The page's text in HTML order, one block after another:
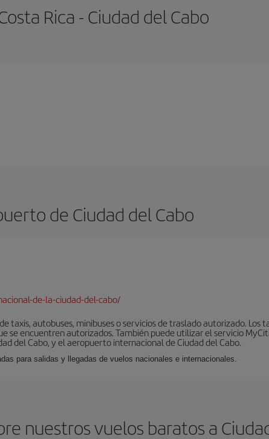
Rica - Ciudad del Cabo
de Ciudad del Cabo
de-la-ciudad-del-cabo/
taxis, autobuses, minibuses o servicios de traslado autorizado. Los
se encuentren autorizados. También puede utilizar el servicio
del Cabo, y el aeropuerto internacional de Ciudad del Cabo.
para salidas y llegadas de vuelos nacionales e internacionales.
nuestros vuelos baratos a